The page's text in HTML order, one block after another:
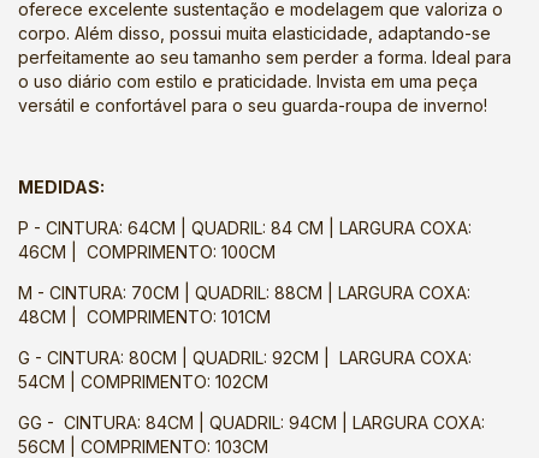
oferece excelente sustentação e modelagem que valoriza o
corpo. Além disso, possui muita elasticidade, adaptando-se
perfeitamente ao seu tamanho sem perder a forma. Ideal para
o uso diário com estilo e praticidade. Invista em uma peça
versátil e confortável para o seu guarda-roupa de inverno!
MEDIDAS:
P - CINTURA: 64CM | QUADRIL: 84 CM | LARGURA COXA:
46CM | COMPRIMENTO: 100CM
M - CINTURA: 70CM | QUADRIL: 88CM | LARGURA COXA:
48CM | COMPRIMENTO: 101CM
G - CINTURA: 80CM | QUADRIL: 92CM | LARGURA COXA:
54CM | COMPRIMENTO: 102CM
GG - CINTURA: 84CM | QUADRIL: 94CM | LARGURA COXA:
56CM | COMPRIMENTO: 103CM